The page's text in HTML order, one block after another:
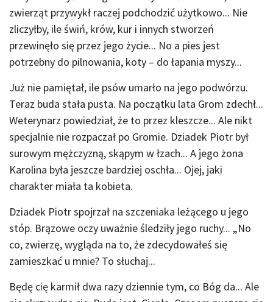
zwierząt przywykł raczej podchodzić użytkowo... Nie
zliczyłby, ile świń, krów, kur i innych stworzeń
przewinęło się przez jego życie... No a pies jest
potrzebny do pilnowania, koty – do łapania myszy...
Już nie pamiętał, ile psów umarło na jego podwórzu.
Teraz buda stała pusta. Na początku lata Grom zdechł...
Weterynarz powiedział, że to przez kleszcze... Ale nikt
specjalnie nie rozpaczał po Gromie. Dziadek Piotr był
surowym mężczyzną, skąpym w łzach... A jego żona
Karolina była jeszcze bardziej oschła... Ojej, jaki
charakter miała ta kobieta.
Dziadek Piotr spojrzał na szczeniaka leżącego u jego
stóp. Brązowe oczy uważnie śledziły jego ruchy... „No
co, zwierzę, wygląda na to, że zdecydowałeś się
zamieszkać u mnie? To słuchaj...
Będę cię karmił dwa razy dziennie tym, co Bóg da... Ale